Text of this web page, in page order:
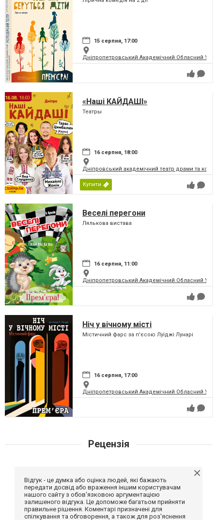
15 серпня, 17:00
Дніпропетровський Академічний Обласний
«Наші КАЙДАШІ»
Театры
16 серпня, 18:00
Дніпровський академічний театр драми та
Купити
Веселі перегони
Лялькова вистава
16 серпня, 11:00
Дніпропетровський Академічний Обласний
Ніч у вічному місті
Містичний фарс за п'єсою Луїджі Лунарі
16 серпня, 17:00
Дніпропетровський Академічний Обласний
Рецензія
Відгук - це думка або оцінка людей, які бажають
передати досвід або враження іншим користувачам
нашого сайту з обов'язковою аргументацією
залишеного відгука. Це допоможе багатьом прийняти
правильне рішення. Коментарі призначені для
спілкування та обговорення, а також для роз'яснення